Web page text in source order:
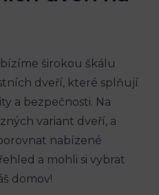
širokou škálu
dveří, které splňují
a bezpečnosti. Na
variant dveří, a
nabízené
a mohli si vybrat
domov!